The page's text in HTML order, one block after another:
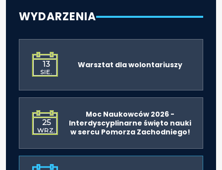
WYDARZENIA
13
SIE.
Warsztat dla wolontariuszy
25
WRZ.
Moc Naukowców 2026 -
Interdyscyplinarne święto nauki
w sercu Pomorza Zachodniego!